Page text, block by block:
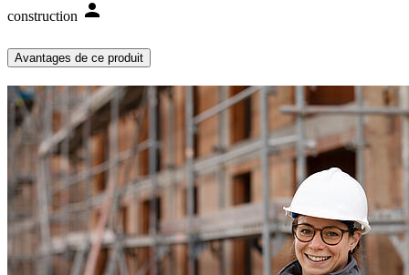
construction
Avantages de ce produit